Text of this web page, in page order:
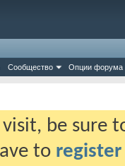
Сообщество Опции форума
be sure
to register